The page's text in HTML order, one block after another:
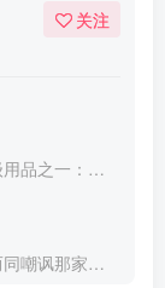
关注
润滑除锈剂！
不得的车企？